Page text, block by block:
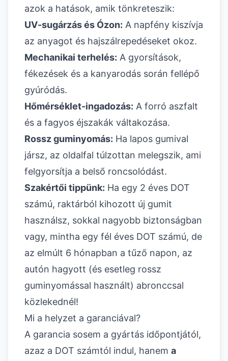
azok a hatások, amik tönkreteszik:
UV-sugárzás és Ózon: A napfény kiszívja
az anyagot és hajszálrepedéseket okoz.
Mechanikai terhelés: A gyorsítások,
fékezések és a kanyarodás során fellépő
gyúródás.
Hőmérséklet-ingadozás: A forró aszfalt
és a fagyos éjszakák váltakozása.
Rossz guminyomás: Ha lapos gumival
jársz, az oldalfal túlzottan melegszik, ami
felgyorsítja a belső roncsolódást.
Szakértői tippünk: Ha egy 2 éves DOT
számú, raktárból kihozott új gumit
használsz, sokkal nagyobb biztonságban
vagy, mintha egy fél éves DOT számú, de
az elmúlt 6 hónapban a tűző napon, az
autón hagyott (és esetleg rossz
guminyomással használt) abronccsal
közlekednél!
Mi a helyzet a garanciával?
A garancia sosem a gyártás időpontjától,
azaz a DOT számtól indul, hanem a